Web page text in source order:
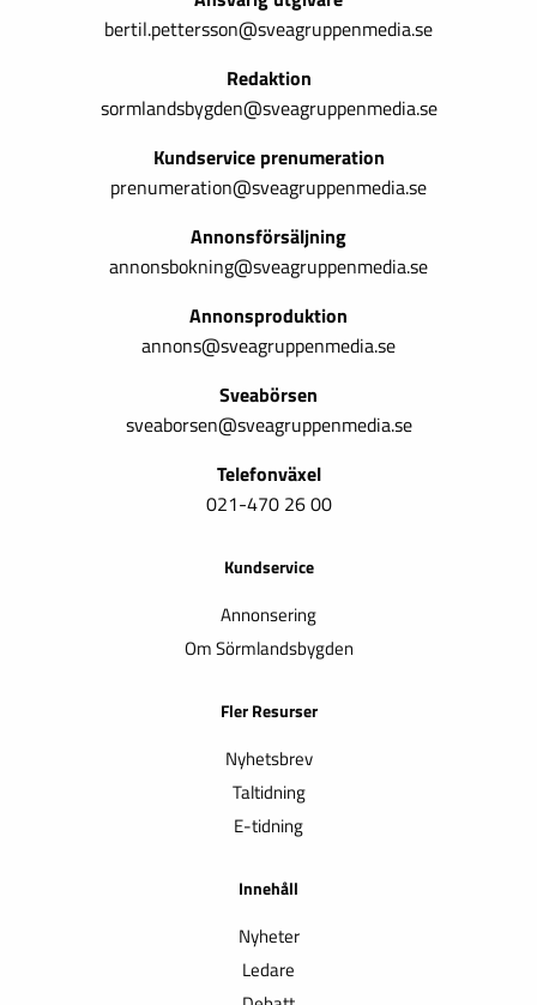
bertil.pettersson@sveagruppenmedia.se
Redaktion
sormlandsbygden@sveagruppenmedia.se
Kundservice prenumeration
prenumeration@sveagruppenmedia.se
Annonsförsäljning
annonsbokning@sveagruppenmedia.se
Annonsproduktion
annons@sveagruppenmedia.se
Sveabörsen
sveaborsen@sveagruppenmedia.se
Telefonväxel
021-470 26 00
Kundservice
Annonsering
Om Sörmlandsbygden
Fler Resurser
Nyhetsbrev
Taltidning
E-tidning
Innehåll
Nyheter
Ledare